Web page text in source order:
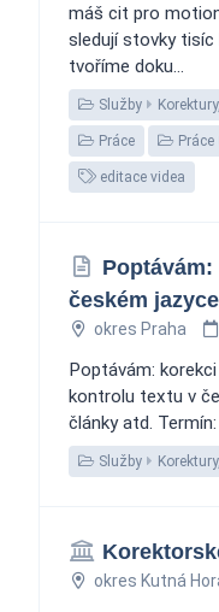
máš cit pro
sledují stovky tisíc
tvoříme doku...
Služby
Práce Práce
editace videa
českém jazyce
okres Praha
Poptávám:
kontrolu textu v
články atd.
Služby
okres Kutná